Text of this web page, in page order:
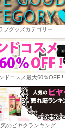
ブグッズカテゴリー
ドコスメ最大60％OFF!!
のビヤクランキング